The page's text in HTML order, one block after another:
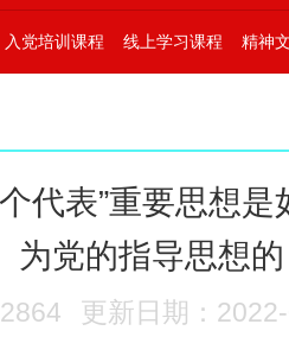
入党培训课程 线上学习课程 精神
代表”重要思想
为党的指导思想
更新日期：